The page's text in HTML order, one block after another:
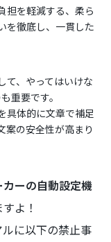
担を軽減する、柔ら
を徹底し、一貫した
て、やってはいけな
重要です。
具体的に文章で補足
案の安全性が高まり
カーの自動設定機
よ！
に以下の禁止事